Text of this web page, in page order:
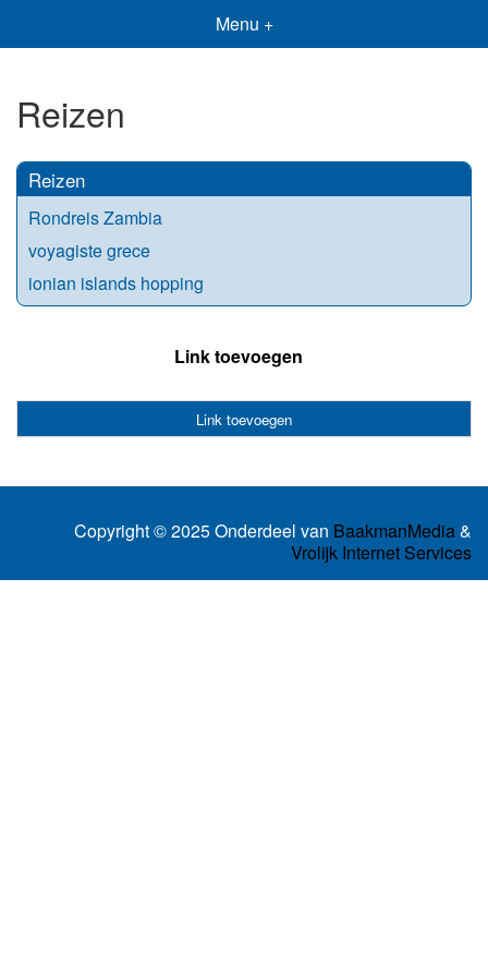
Menu +
Reizen
Reizen
Rondreis Zambia
voyagiste grece
ionian islands hopping
Link toevoegen
Link toevoegen
Copyright © 2025 Onderdeel van BaakmanMedia&
Vrolijk Internet Services